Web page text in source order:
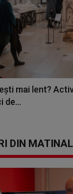
mai lent?
de...
DIN MATINAL